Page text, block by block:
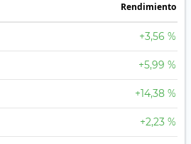
Rendimiento
+3,56 %
+5,99 %
+14,38 %
+2,23 %